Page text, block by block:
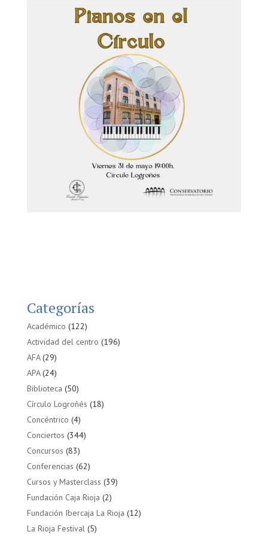
Categorías
Académico (122)
Actividad del centro (196)
AFA(29)
APA(24)
Biblioteca (50)
Círculo Logroñés (18)
Concéntrico (4)
Conciertos (344)
Concursos (83)
Conferencias (62)
Cursos y Masterclass (39)
Fundación Caja Rioja (2)
Fundación Ibercaja La Rioja (12)
La Rioja Festival(5)